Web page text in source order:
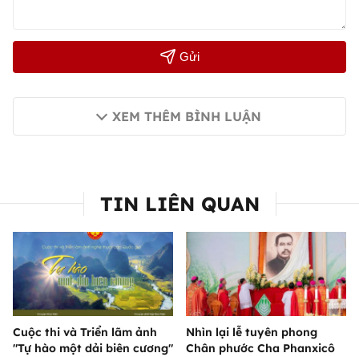
Gửi
XEM THÊM BÌNH LUẬN
TIN LIÊN QUAN
Cuộc thi và Triển lãm ảnh
"Tự hào một dải biên cương"
Nhìn lại lễ tuyên phong
Chân phước Cha Phanxicô